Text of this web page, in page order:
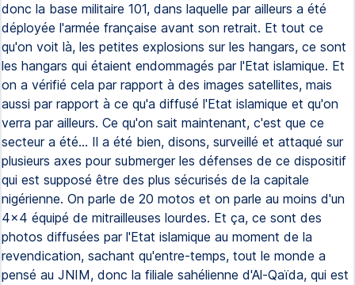
donc la base militaire 101, dans laquelle par ailleurs a été
déployée l'armée française avant son retrait. Et tout ce
qu'on voit là, les petites explosions sur les hangars, ce sont
les hangars qui étaient endommagés par l'Etat islamique. Et
on a vérifié cela par rapport à des images satellites, mais
aussi par rapport à ce qu'a diffusé l'Etat islamique et qu'on
verra par ailleurs. Ce qu'on sait maintenant, c'est que ce
secteur a été... Il a été bien, disons, surveillé et attaqué sur
plusieurs axes pour submerger les défenses de ce dispositif
qui est supposé être des plus sécurisés de la capitale
nigérienne. On parle de 20 motos et on parle au moins d'un
4x4 équipé de mitrailleuses lourdes. Et ça, ce sont des
photos diffusées par l'Etat islamique au moment de la
revendication, sachant qu'entre-temps, tout le monde a
pensé au JNIM, donc la filiale sahélienne d'Al-Qaïda, qui est